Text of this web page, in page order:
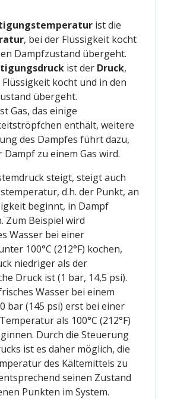
ist die
, bei der Flüssigkeit kocht
Dampfzustand übergeht.
ist der Druck,
Flüssigkeit kocht und in den
übergeht.
Gas, das einige
enthält, weitere
des Dampfes führt dazu,
Dampf zu einem Gas wird.
steigt, steigt auch
d.h. der Punkt, an
beginnt, in Dampf
Zum Beispiel wird
Wasser bei einer
100°C (212°F) kochen,
niedriger als der
Druck ist (1 bar, 14,5 psi).
Wasser bei einem
bar (145 psi) erst bei einer
als 100°C (212°F)
Durch die Steuerung
ist es daher möglich, die
des Kältemittels zu
seinen Zustand
Punkten im System.